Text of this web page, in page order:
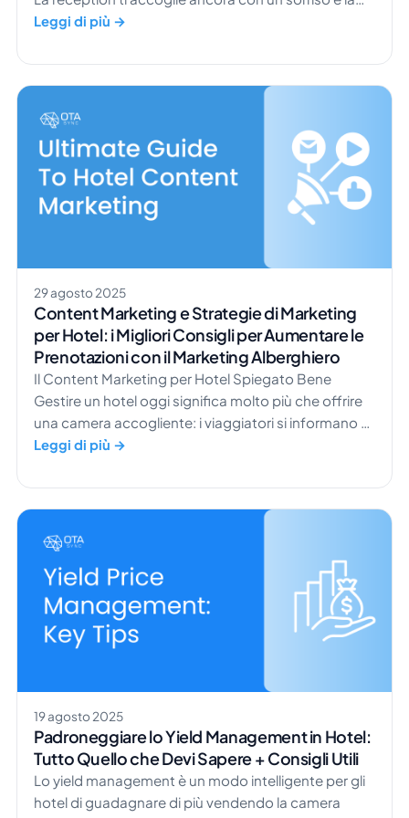
hall conserva quel fascino speciale che solo le
quinte molto è cambiato. Secondo Hospitality
Technology, […]
Leggi di più →
29 agosto 2025
Content Marketing e Strategie di Marketing
per Hotel: i Migliori Consigli per Aumentare le
Prenotazioni con il Marketing Alberghiero
Il Content Marketing per Hotel Spiegato Bene
Gestire un hotel oggi significa molto più che offrire
una camera accogliente: i viaggiatori si informano a
lungo prima ancora di pensare a prenotare. Uno
media 277 pagine web diverse prima di finalizzare un
viaggio. È proprio qui che entra in gioco il content
marketing alberghiero. Creando contenuti […]
Leggi di più →
19 agosto 2025
Padroneggiare lo Yield Management in Hotel:
Tutto Quello che Devi Sapere + Consigli Utili
Lo yield management è un modo intelligente per gli
hotel di guadagnare di più vendendo la camera